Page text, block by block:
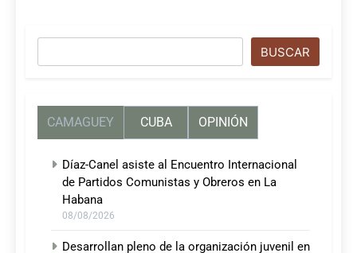
BUSCAR
CAMAGUEY CUBA OPINIÓN
Díaz-Canel asiste al Encuentro Internacional
de Partidos Comunistas y Obreros en La
Habana
08/08/2026
Desarrollan pleno de la organización juvenil en